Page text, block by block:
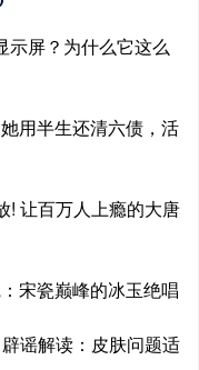
示屏？为什么它这么
用半生还清六债，活
! 让百万人上瘾的大唐
宋瓷巅峰的冰玉绝唱
谣解读：皮肤问题适